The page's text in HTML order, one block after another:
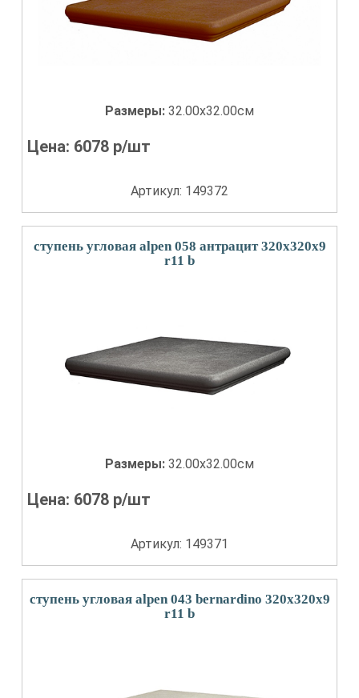
Размеры: 32.00x32.00см
Цена: 6078 р/шт
Артикул: 149372
ступень угловая alpen 058 антрацит 320x320x9
r11 b
Размеры: 32.00x32.00см
Цена: 6078 р/шт
Артикул: 149371
ступень угловая alpen 043 bernardino 320x320x9
r11 b